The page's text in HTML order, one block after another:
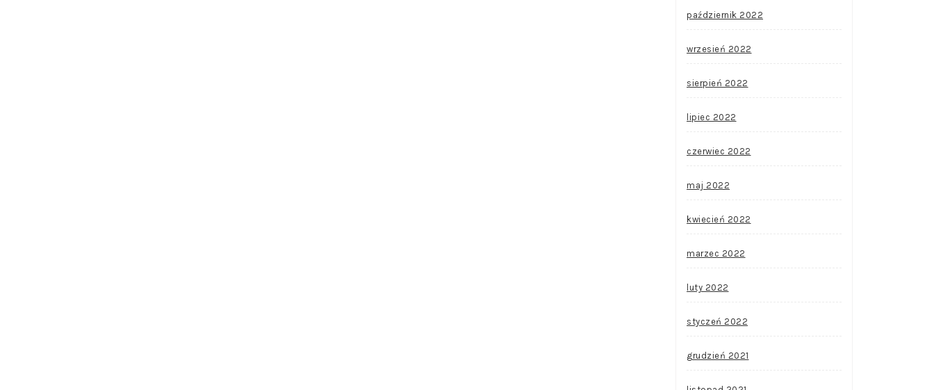
październik 2022
wrzesień 2022
sierpień 2022
lipiec 2022
czerwiec 2022
maj 2022
kwiecień 2022
marzec 2022
luty 2022
styczeń 2022
grudzień 2021